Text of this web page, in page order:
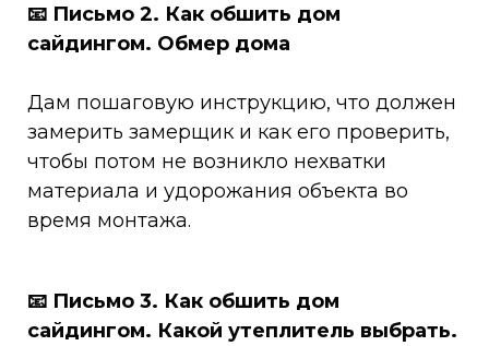
📧 Письмо 2. Как обшить дом
сайдингом. Обмер дома
Дам пошаговую инструкцию, что должен
замерить замерщик и как его проверить,
чтобы потом не возникло нехватки
материала и удорожания объекта во
время монтажа.
📧 Письмо 3. Как обшить дом
сайдингом. Какой утеплитель выбрать.